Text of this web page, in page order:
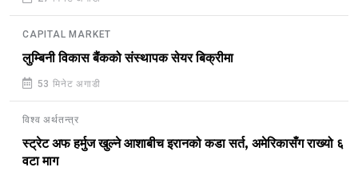
CAPITAL MARKET
लुम्बिनी विकास बैंकको संस्थापक सेयर बिक्रीमा
53 मिनेट अगाडी
विश्व अर्थतन्त्र
स्ट्रेट अफ हर्मुज खुल्ने आशाबीच इरानको कडा सर्त, अमेरिकासँग राख्यो ६
वटा माग